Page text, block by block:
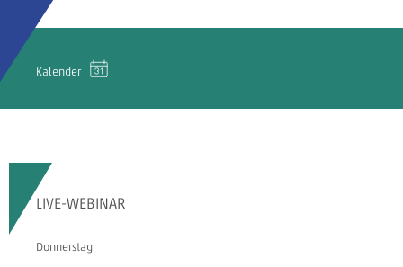
Kalender
LIVE-WEBINAR
Donnerstag